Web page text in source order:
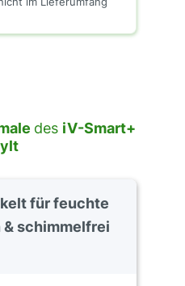
des iV-Smart+
für feuchte
& schimmelfrei